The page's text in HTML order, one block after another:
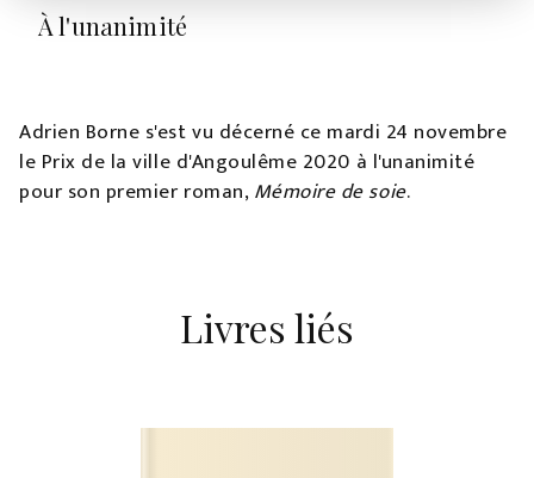
À l'unanimité
Adrien Borne s'est vu décerné ce mardi 24 novembre
le Prix de la ville d'Angoulême 2020 à l'unanimité
pour son premier roman,Mémoire de soie.
Livres liés